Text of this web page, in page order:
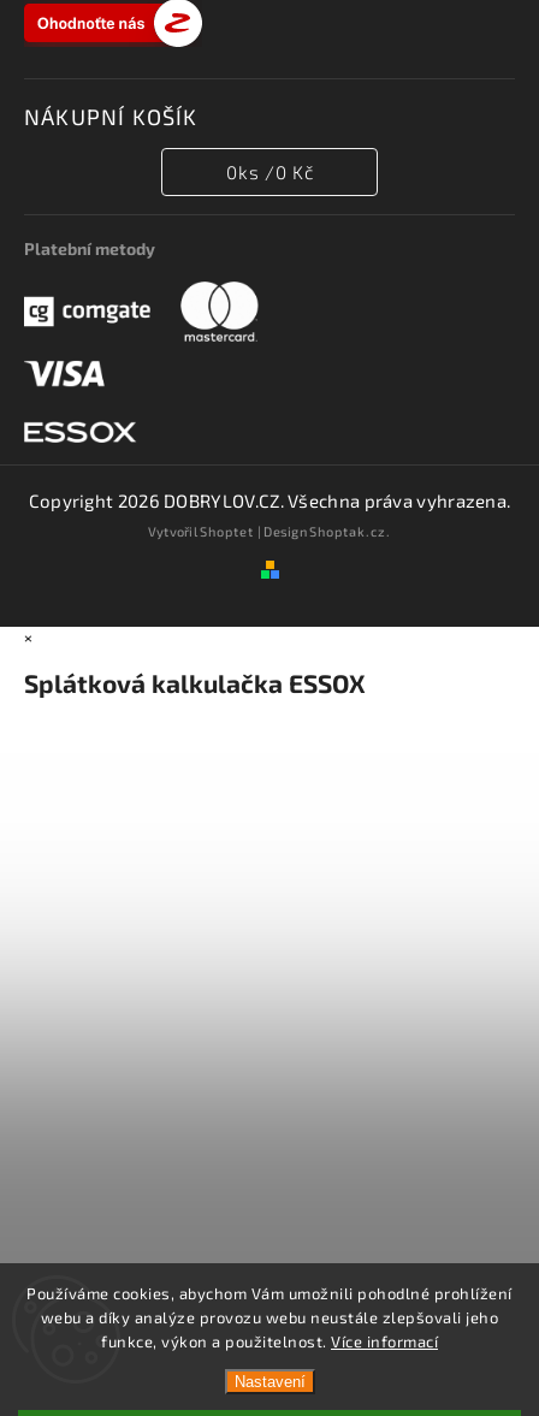
Používáme cookies, abychom Vám umožnili pohodlné prohlížení
webu a díky analýze provozu webu neustále zlepšovali jeho
funkce, výkon a použitelnost. Více informací
Nastavení
NÁKUPNÍ KOŠÍK
0ks /0 Kč
Platební metody
Copyright 2026 DOBRYLOV.CZ. Všechna práva vyhrazena.
VytvořilShoptet | DesignShoptak.cz.
×
Splátková kalkulačka ESSOX